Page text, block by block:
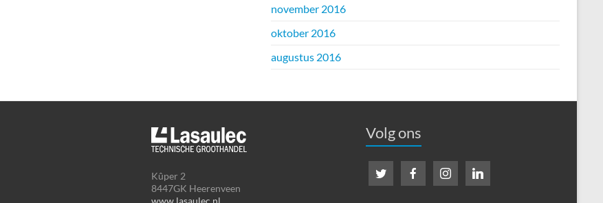
november 2016
oktober 2016
augustus 2016
Kûper 2
8447GK Heerenveen
Volg ons